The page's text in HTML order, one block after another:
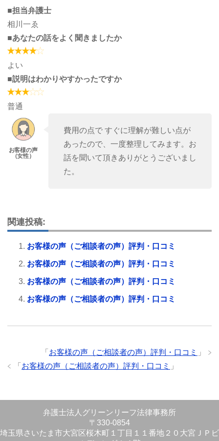
■担当弁護士
相川一ゑ
■あなたの話をよく聞きましたか
よい
■説明はわかりやすかったですか
普通
費用の点で すぐに理解が難しい点が
あったので、一度整理してみます。お
話を聞いて頂きありがとうございまし
た。
関連投稿:
お客様の声（ご相談者の声）評判・口コミ
お客様の声（ご相談者の声）評判・口コミ
お客様の声（ご相談者の声）評判・口コミ
お客様の声（ご相談者の声）評判・口コミ
「 お客様の声（ご相談者の声）評判・口コミ
」
「 お客様の声（ご相談者の声）評判・口コミ 」
弁護士法人グリーンリーフ法律事務所
〒330-0854
埼玉県さいたま市大宮区桜木町１丁目１１番地２０大宮ＪＰビ